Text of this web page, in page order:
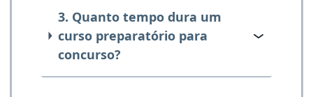
3. Quanto tempo dura um
curso preparatório para
concurso?